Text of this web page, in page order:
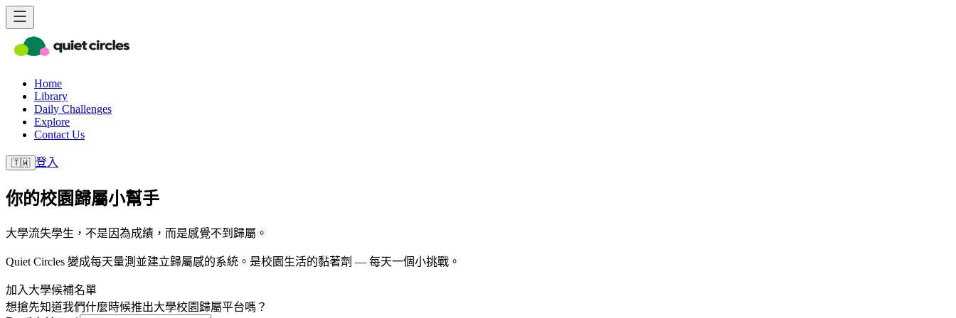
Home
Library
Daily Challenges
Explore
Contact Us
🇹🇼 登入
你的校園歸屬小幫手
大學流失學生，不是因為成績，而是感覺不到歸屬。
Quiet Circles 變成每天量測並建立歸屬感的系統。是校園生活的黏著劑 — 每天一個小挑戰。
加入大學候補名單
想搶先知道我們什麼時候推出大學校園歸屬平台嗎？